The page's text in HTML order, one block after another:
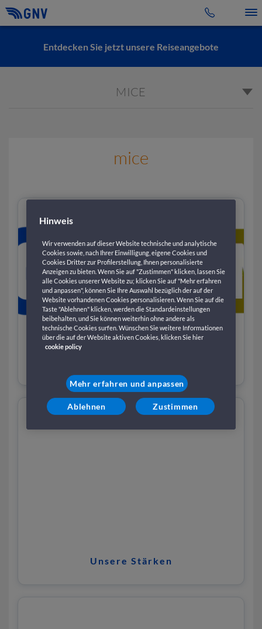
Entdecken Sie jetzt unsere Reiseangebote
MICE
mice
MICE: Sitzungen und Kongresse auf
Unsere Stärken
Hinweis
Wir verwenden auf dieser Website technische und analytische
Cookies sowie, nach Ihrer Einwilligung, eigene Cookies und
Cookies Dritter zur Profilerstellung, Ihnen personalisierte
Anzeigen zu bieten. Wenn Sie auf "Zustimmen" klicken, lassen Sie
alle Cookies unserer Website zu; klicken Sie auf "Mehr erfahren
und anpassen", können Sie Ihre Auswahl bezüglich der auf der
Website vorhandenen Cookies personalisieren. Wenn Sie auf die
Taste "Ablehnen" klicken, werden die Standardeinstellungen
beibehalten, und Sie können weiterhin ohne andere als
technische Cookies surfen. Wünschen Sie weitere Informationen
über die auf der Website aktiven Cookies, klicken Sie hier
cookie policy
Mehr erfahren und anpassen
Ablehnen Zustimmen